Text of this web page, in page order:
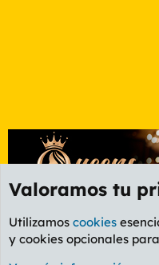
Foro General
Valoramos tu
Utilizamos cookies
y cookies opcionales